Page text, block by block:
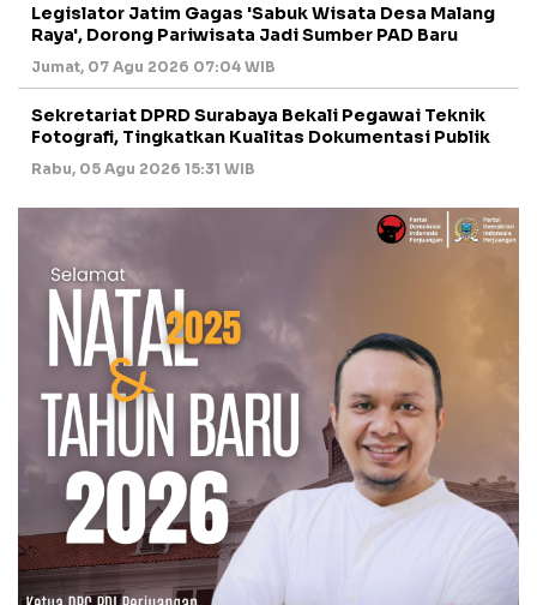
Legislator Jatim Gagas 'Sabuk Wisata Desa Malang
Raya', Dorong Pariwisata Jadi Sumber PAD Baru
Jumat, 07 Agu 2026 07:04 WIB
Sekretariat DPRD Surabaya Bekali Pegawai Teknik
Fotografi, Tingkatkan Kualitas Dokumentasi Publik
Rabu, 05 Agu 2026 15:31 WIB